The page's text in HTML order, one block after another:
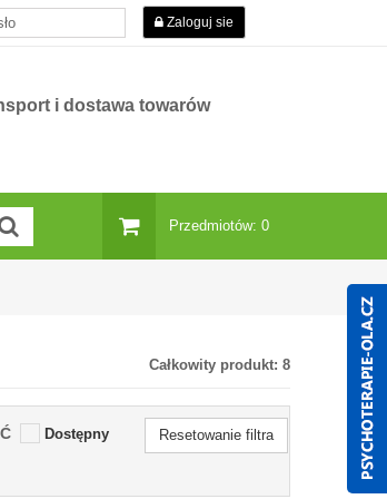
Zaloguj sie
i dostawa towarów
Przedmiotów: 0
Całkowity produkt: 8
Dostępny Resetowanie filtra